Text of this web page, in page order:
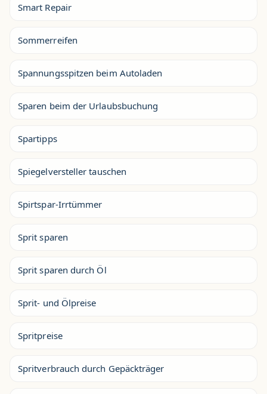
Smart Repair
Sommerreifen
Spannungsspitzen beim Autoladen
Sparen beim der Urlaubsbuchung
Spartipps
Spiegelversteller tauschen
Spirtspar-Irrtümmer
Sprit sparen
Sprit sparen durch Öl
Sprit- und Ölpreise
Spritpreise
Spritverbrauch durch Gepäckträger